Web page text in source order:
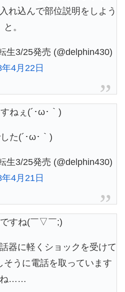
れ込んで部位説明をしよう
と。
生3/25発売 (@delphin430)
4月22日
ねぇ(´･ω･｀)
た(´･ω･｀)
生3/25発売 (@delphin430)
4月21日
すね(￣▽￣;)
器に軽くショックを受けて
そうに電話を取っています
ね……